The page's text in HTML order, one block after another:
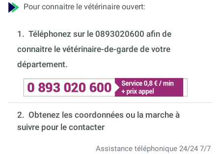
Pour connaitre le vétérinaire ouvert:
1. Téléphonez sur le 0893020600 afin de
connaitre le vétérinaire-de-garde de votre
département.
2. Obtenez les coordonnées ou la marche à
suivre pour le contacter
Assistance téléphonique 24/24 7/7